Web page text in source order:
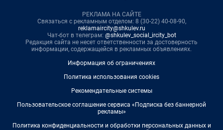
РЕКЛАМА НА САЙТЕ
Связаться с рекламным отделом: 8 (30-22) 40-08-90,
reklamaircity@shkulev.ru
Чат-бот в телеграм: @shkulev_social_ircity_bot
Редакция сайта не несет ответственности за достоверность
информации, содержащейся в рекламных объявлениях.
Информация об ограничениях
Политика использования cookies
Рекомендательные системы
Пользовательское соглашение сервиса «Подписка без баннерной
рекламы»
Политика конфиденциальности и обработки персональных данных и